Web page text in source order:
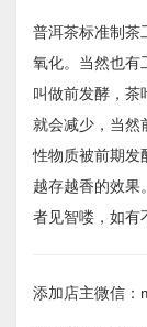
普洱茶标准制茶
氧化。当然也有
叫做前发酵，茶
就会减少，当然
性物质被前期发
越存越香的效果
者见智喽，如有
添加店主微信：